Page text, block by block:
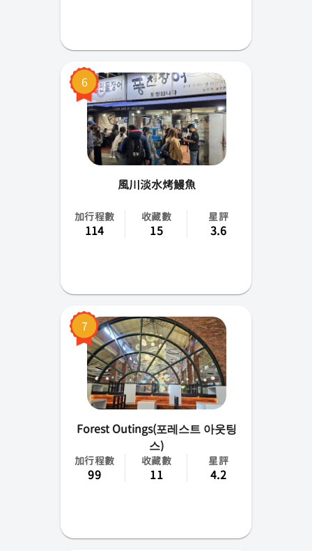
6
風川淡水烤鰻魚
加行程數
114
收藏數
15
星評
3.6
7
Forest Outings(포레스트 아웃팅
스)
加行程數
99
收藏數
11
星評
4.2